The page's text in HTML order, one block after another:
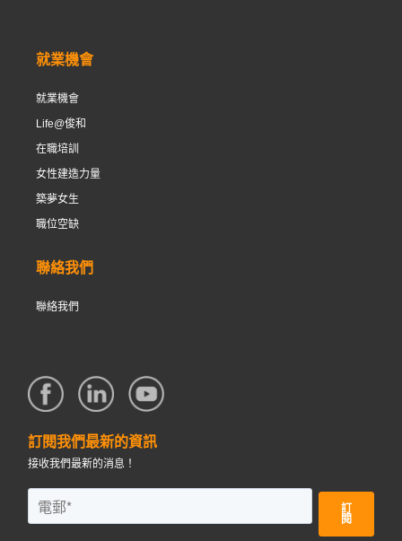
就業機會
就業機會
Life@俊和
在職培訓
女性建造力量
築夢女生
職位空缺
聯絡我們
聯絡我們
訂閱我們最新的資訊
接收我們最新的消息！